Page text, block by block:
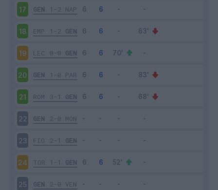
17 GEN 1-2 NAP
18 EMP 1-2 GEN
19 LEC 0-0 GEN
20 GEN 1-0 PAR
21 ROM 3-1 GEN
22 GEN 2-0 MON
23 FIO 2-1 GEN
24 TOR 1-1 GEN
25 GEN 2-0 VEN